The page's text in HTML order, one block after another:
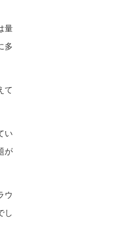
量
多
て
い
が
ウ
し